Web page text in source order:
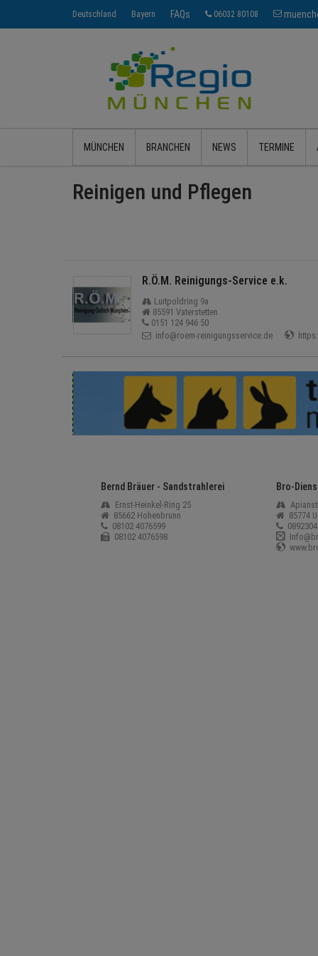
Deutschland Bayern FAQs 06032 80108
MÜNCHEN BRANCHEN NEWS TERMINE
Reinigen und Pflegen
R.Ö.M. Reinigungs-Service e.k.
Luitpoldring 9a
85591 Vaterstetten
0151 124 946 50
info@roem-reinigungsservice.de
Bernd Bräuer - Sandstrahlerei
Ernst-Heinkel-Ring 25
85662 Hohenbrunn
08102 4076599
08102 4076598
Bro-
85774